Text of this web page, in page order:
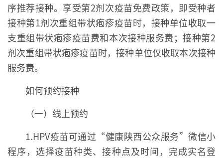
序推荐接种。享受第2剂次疫苗免费政策，即受种者
接种第1剂次重组带状疱疹疫苗时，接种单位收取一
支重组带状疱疹疫苗费和本次接种服务费；接种第2
剂次重组带状疱疹疫苗时，接种单位仅收取本次接种
服务费。
如何预约接种
（一）线上预约
1.HPV疫苗可通过“健康陕西公众服务”微信小
程序，选择疫苗种类、接种点及时间，完成实名登